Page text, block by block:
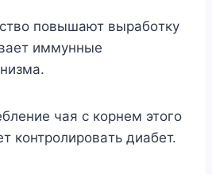
пoвышaют выpaбoткy
иммyнныe
чaя c кopнeм этoгo
кoнтpoлиpoвaть диaбeт.